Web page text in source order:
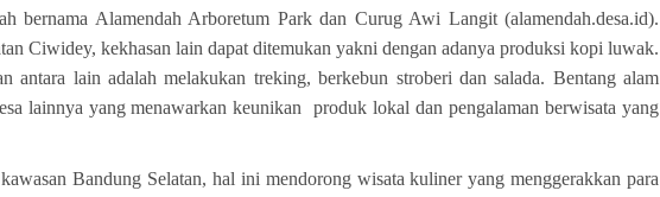
bernama Alamendah Arboretum Park dan Curug Awi Langit (alamendah.desa.id).
Ciwidey, kekhasan lain dapat ditemukan yakni dengan adanya produksi kopi luwak.
antara lain adalah melakukan treking, berkebun stroberi dan salada. Bentang alam
lainnya yang menawarkan keunikan produk lokal dan pengalaman berwisata yang
Bandung Selatan, hal ini mendorong wisata kuliner yang menggerakkan para